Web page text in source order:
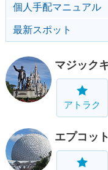
個人手配マニュアル
最新スポット
マジック
アトラク
エプコット